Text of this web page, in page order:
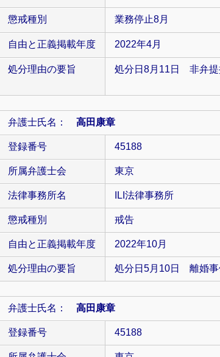
懲戒種別 業務停止8月
自由と正義掲載年度 2022年4月
処分理由の要旨 処分日8月11日 非弁
弁護士氏名： 高田康章
登録番号 45188
所属弁護士会 東京
法律事務所名 ILI法律事務所
懲戒種別 戒告
自由と正義掲載年度 2022年10月
処分理由の要旨 処分日5月10日 離婚
弁護士氏名： 高田康章
登録番号 45188